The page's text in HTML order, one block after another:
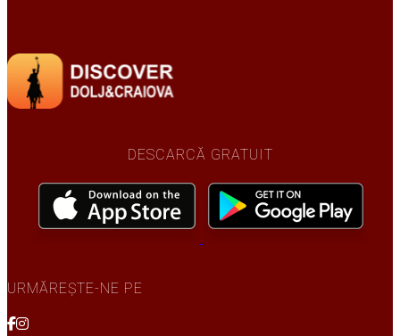
DESCARCĂ GRATUIT
URMĂREȘTE-NE PE